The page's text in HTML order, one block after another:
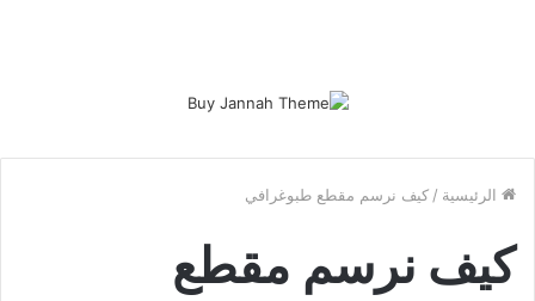
الرئيسية / كيف نرسم مقطع طبوغرافي
كيف نرسم مقطع